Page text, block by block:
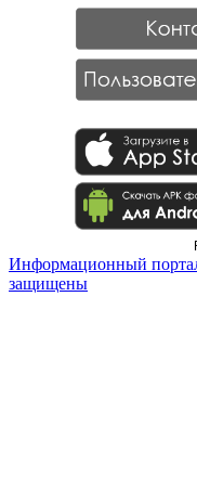
Информационный
защищены